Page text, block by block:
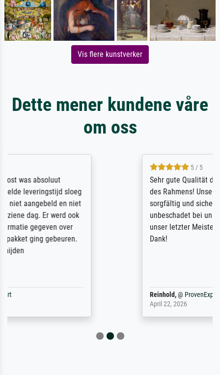
Vis flere kunstverker
Dette mener kundene våre
om oss
Sehr gute Qualität des Leinwanddrucks und
des Rahmens! Unser Bild wurde sehr
sorgfältig und sicher verpackt, so dass es
unbeschadet bei uns ankam. Es wird nicht
unser letzter Meisterdruck sein. Vielen
Dank!